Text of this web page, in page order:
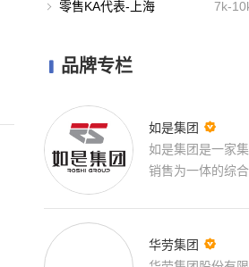
 零售KA代表-上海 7k-
品牌专栏
如是集团 
如是集团是一家集
销售为一体的综合
华劳集团 